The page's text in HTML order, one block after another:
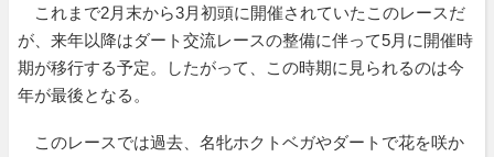
これまで2月末から3月初頭に開催されていたこのレースだ
が、来年以降はダート交流レースの整備に伴って5月に開催時
期が移行する予定。したがって、この時期に見られるのは今
年が最後となる。
このレースでは過去、名牝ホクトベガやダートで花を咲か